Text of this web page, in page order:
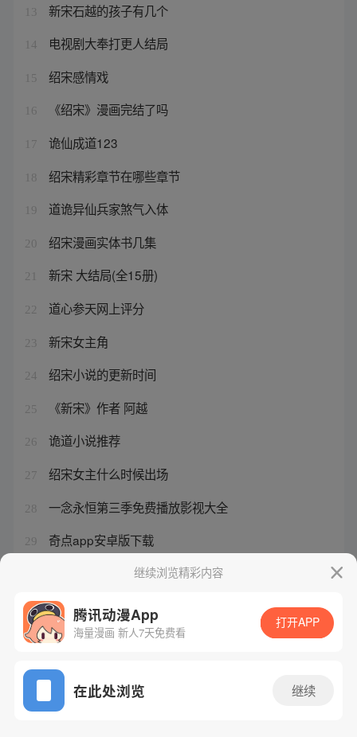
13 新宋石越的孩子有几个
14 电视剧大奉打更人结局
15 绍宋感情戏
16 《绍宋》漫画完结了吗
17 诡仙成道123
18 绍宋精彩章节在哪些章节
19 道诡异仙兵家煞气入体
20 绍宋漫画实体书几集
21 新宋 大结局(全15册)
22 道心参天网上评分
23 新宋女主角
24 绍宋小说的更新时间
25 《新宋》作者 阿越
26 诡道小说推荐
27 绍宋女主什么时候出场
28 一念永恒第三季免费播放影视大全
29 奇点app安卓版下载
绍宋小说和漫画的区别继续浏览精彩内容
腾讯动漫App
海量漫画 新人7天免费看
打开APP
在此处浏览 继续
网站备案/许可证号：粤B2-20090059-5
Copyright©1998 - 2026 Tencent. All Rights Reserved